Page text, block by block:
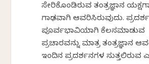
ಸೇರಿಕೊಂಡಿರುವ ತಂತ್ರಜ್ಞಾನ
ಗಾಢವಾಗಿ ಆವರಿಸಿರುವುದು.
ಪೂರ್ವಭಾವಿಯಾಗಿ ಕೆಲಸಮಾಡುವ
ಪ್ರಚಾರವನ್ನು ಮಾತ್ರ ತಂತ್ರಜ್ಞಾನ
ಇಂದಿನ ಪ್ರದರ್ಶನಗಳ ಸುತ್ತಲಿರುವ